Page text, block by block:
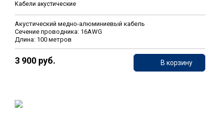
Кабели акустические
Акустический медно-алюминиевый кабель
Сечение проводника: 16AWG
Длина: 100 метров
3 900 руб. В корзину